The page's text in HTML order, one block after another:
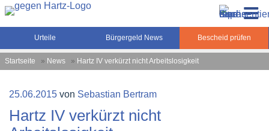
Zum
Inhalt
springen
Gegen-Hartz.de – Sozialrecht, Rente, Pflege und
Urteile, News und Ratgeber rund um das Sozialrecht,
Grundsicherung und Rente
Urteile Bürgergeld News Bescheid prüfen
Startseite » News » Hartz IV verkürzt nicht Arbeitslosigkeit
Veröffentlicht
25.06.2015 von Sebastian Bertram
Hartz IV verkürzt nicht